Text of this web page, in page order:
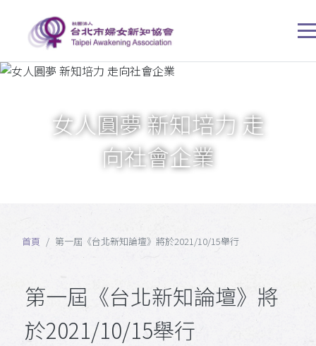
女人圓夢 新知培力 走
向社會企業
首頁 第一屆《台北新知論壇》將於2021/10/15舉行
第一屆《台北新知論壇》將
於2021/10/15舉行